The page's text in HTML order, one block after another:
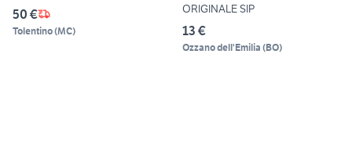
50 €
Tolentino(MC)
ORIGINALE SIP
13 €
Ozzano dell'Emilia (BO)